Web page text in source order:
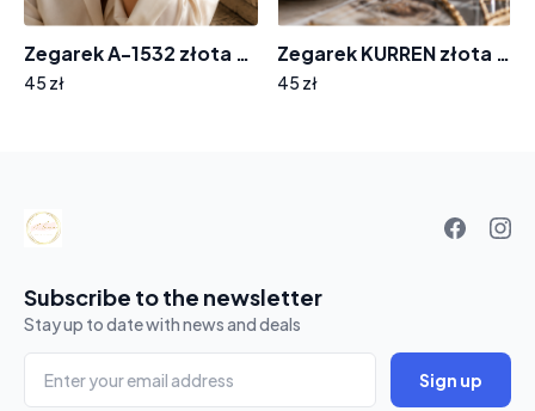
Zegarek A-1532 złota bransoleta tarcza wskazówki
45 zł
Zegarek KURREN złota bransoleta ZF-8564
45 zł
Subscribe to the newsletter
Stay up to date with news and deals
Sign up